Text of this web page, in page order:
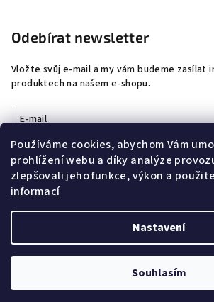
Používáme cookies, abychom Vám
prohlížení webu a díky analýze
zlepšovali jeho funkce, výkon a
informací
Nastavení
Souhlasím
Odebírat newsletter
Vložte svůj e-mail a my vám budeme zasílat
produktech na našem e-shopu.
E-mail
Vložením e-mailu souhlasíte spodmínkami
údajů
Přihlásit se
Vytvořil Shoptet